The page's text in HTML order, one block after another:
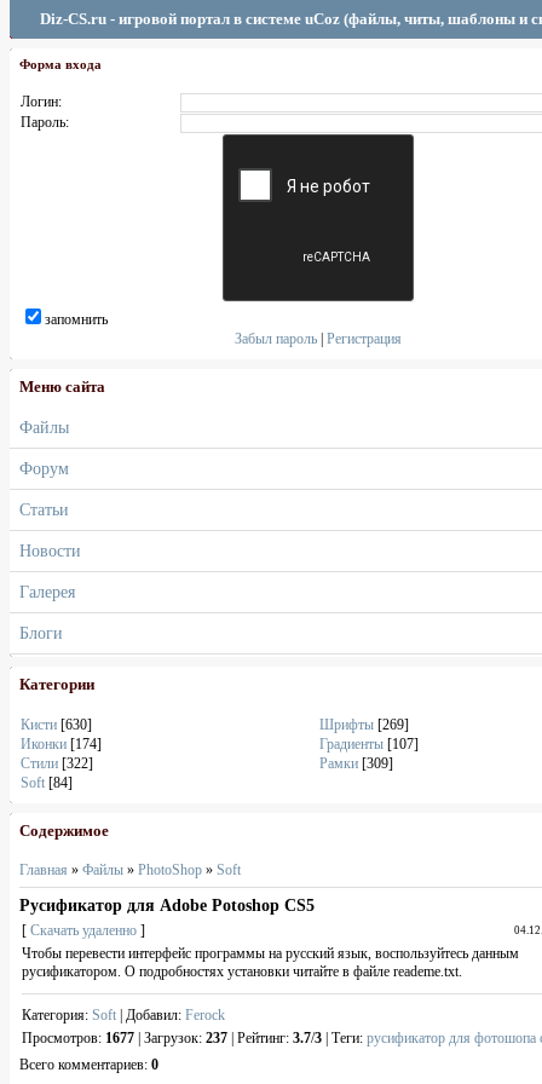
Diz-CS.ru - игровой портал в системе uCoz (файлы, читы, шаблоны и
Форма входа
Логин:
Пароль:
запомнить
Забыл пароль |Регистрация
Меню сайта
Файлы
Форум
Статьи
Новости
Галерея
Блоги
Категории
Кисти [630] Шрифты [269]
Иконки [174] Градиенты [107]
Стили [322] Рамки [309]
Soft [84]
Содержимое
Главная » Файлы » PhotoShop » Soft
Русификатор для Adobe Potoshop CS5
[ Скачать удаленно ]
Чтобы перевести интерфейс программы на русский язык, воспользуйтесь данным
русификатором. О подробностях установки читайте в файле reademe.txt.
Категория: Soft Добавил: Ferock
Просмотров: 1677 Загрузок: 237 Рейтинг: 3.7/3 Теги: русификатор для фотошопа
Всего комментариев: 0